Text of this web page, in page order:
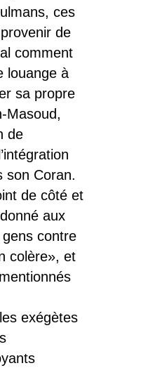
ces
de
comment
louange à
sa propre
Masoud,
de
son Coran.
de côté et
aux
contre
colère», et
exégètes